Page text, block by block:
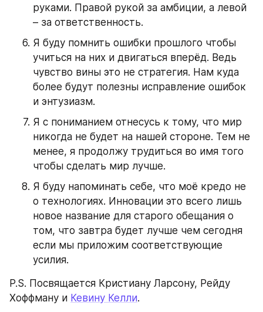
руками. Правой рукой за амбиции, а левой
– за ответственность.
Я буду помнить ошибки прошлого чтобы
учиться на них и двигаться вперёд. Ведь
чувство вины это не стратегия. Нам куда
более будут полезны исправление ошибок
и энтузиазм.
Я с пониманием отнесусь к тому, что мир
никогда не будет на нашей стороне. Тем не
менее, я продолжу трудиться во имя того
чтобы сделать мир лучше.
Я буду напоминать себе, что моё кредо не
о технологиях. Инновации это всего лишь
новое название для старого обещания о
том, что завтра будет лучше чем сегодня
если мы приложим соответствующие
усилия.
P.S. Посвящается Кристиану Ларсону, Рейду
Хоффману и Кевину Келли.